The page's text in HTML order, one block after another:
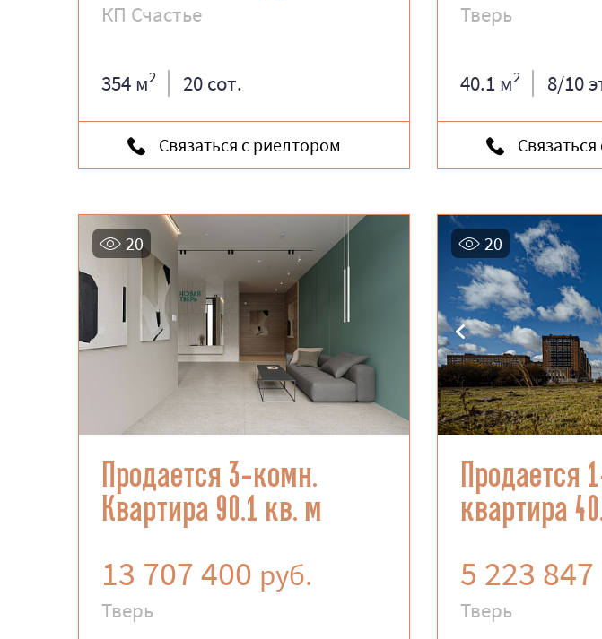
КП Счастье
354 м2 20 сот.
Связаться с риелтором
Тверь
40.1 м2 8/10
20
Продается 3-комн.
Квартира 90.1 кв. м
13 707 400 руб.
Тверь
20
Продается
квартира
5 223 847
Тверь